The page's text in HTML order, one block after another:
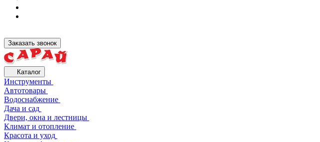
Заказать звонок
Каталог
Инструменты
Автотовары
Водоснабжение
Дача и сад
Двери, окна и лестницы
Климат и отопление
Красота и уход